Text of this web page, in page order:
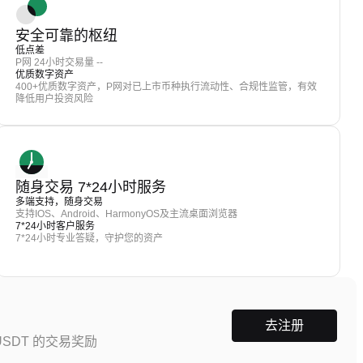
安全可靠的枢纽
低点差
P网 24小时交易量 --
优质数字资产
400+优质数字资产，P网对已上市币种执行流动性、合规性监管，有效
降低用户投资风险
随身交易 7*24小时服务
多端支持，随身交易
支持IOS、Android、HarmonyOS及主流桌面浏览器
7*24小时客户服务
7*24小时专业答疑，守护您的资产
的交易奖励
去注册